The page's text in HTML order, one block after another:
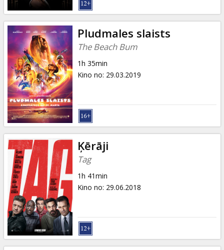
Pludmales slaists
The Beach Bum
1h 35min
Kino no: 29.03.2019
Ķērāji
Tag
1h 41min
Kino no: 29.06.2018